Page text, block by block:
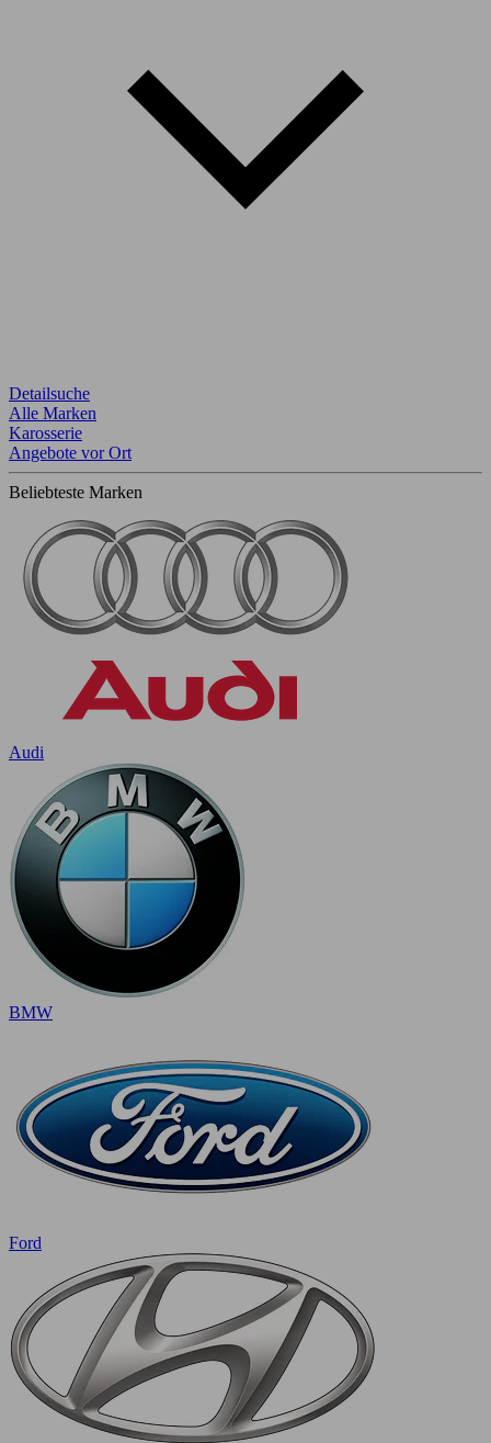
Detailsuche
Alle Marken
Karosserie
Angebote vor Ort
Beliebteste Marken
Audi
BMW
Ford